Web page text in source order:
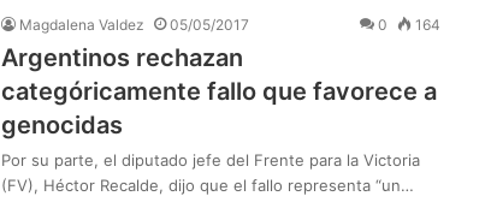
Magdalena Valdez 05/05/2017 0 164
Argentinos rechazan
categóricamente fallo que favorece a
genocidas
Por su parte, el diputado jefe del Frente para la Victoria
(FV), Héctor Recalde, dijo que el fallo representa “un…